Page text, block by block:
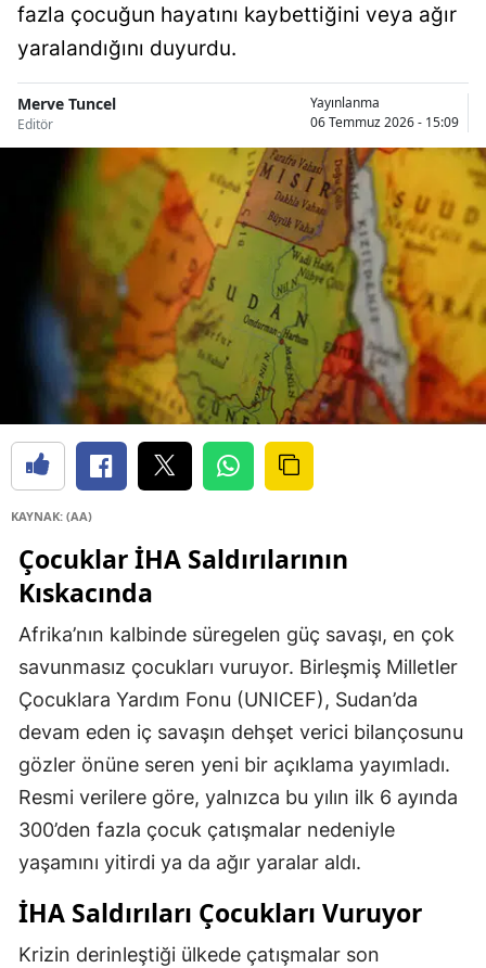
fazla çocuğun hayatını kaybettiğini veya ağır
yaralandığını duyurdu.
Merve Tuncel
Editör
Yayınlanma
06 Temmuz 2026 - 15:09
KAYNAK: (AA)
Çocuklar İHA Saldırılarının
Kıskacında
Afrika’nın kalbinde süregelen güç savaşı, en çok
savunmasız çocukları vuruyor. Birleşmiş Milletler
Çocuklara Yardım Fonu (UNICEF), Sudan’da
devam eden iç savaşın dehşet verici bilançosunu
gözler önüne seren yeni bir açıklama yayımladı.
Resmi verilere göre, yalnızca bu yılın ilk 6 ayında
300’den fazla çocuk çatışmalar nedeniyle
yaşamını yitirdi ya da ağır yaralar aldı.
İHA Saldırıları Çocukları Vuruyor
Krizin derinleştiği ülkede çatışmalar son